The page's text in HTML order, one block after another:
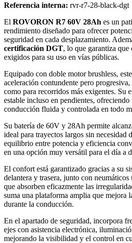
Referencia interna: rvr-r7-28-black-dgt
El ROVORON R7 60V 28Ah es un
rendimiento diseñado para ofrecer
seguridad en cada desplazamiento.
certificación DGT, lo que garantiza que
exigidos para su uso en vías públicas.
Equipado con doble motor brushless,
aceleración contundente pero
como para recorridos más exigentes. Su
estable incluso en pendientes,
conducción fluida y controlada en todo
Su batería de 60V y 28Ah permite
ideal para trayectos largos sin necesidad
equilibrio entre potencia y eficiencia
en una opción muy versátil para el día a
El confort está garantizado gracias a su
delantera y trasera, junto con neumáticos
que absorben eficazmente las
suma una plataforma amplia que mejora
durante la conducción.
En el apartado de seguridad, incorpora
ejes con asistencia electrónica,
mejorando la visibilidad y el control en